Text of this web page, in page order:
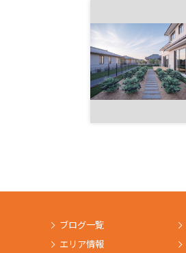
ブログ一覧
エリア情報